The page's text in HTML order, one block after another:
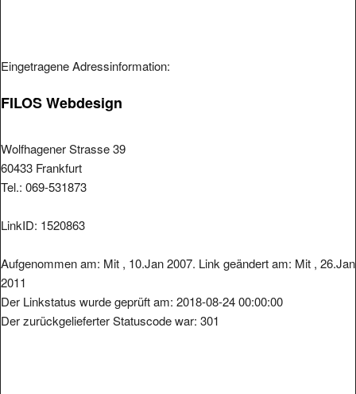
Eingetragene Adressinformation:
FILOS Webdesign
Wolfhagener Strasse 39
60433 Frankfurt
Tel.: 069-531873
LinkID: 1520863
Aufgenommen am: Mit , 10.Jan 2007. Link geändert am: Mit , 26.Jan
2011
Der Linkstatus wurde geprüft am: 2018-08-24 00:00:00
Der zurückgelieferter Statuscode war: 301